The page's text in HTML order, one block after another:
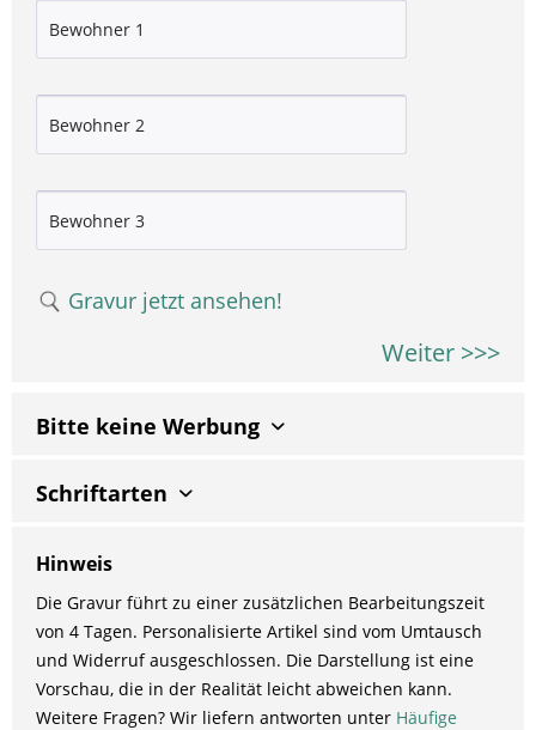
Gravur jetzt ansehen!
Weiter >>>
Bitte keine Werbung
Schriftarten
Hinweis
Die Gravur führt zu einer zusätzlichen Bearbeitungszeit
von 4 Tagen. Personalisierte Artikel sind vom Umtausch
und Widerruf ausgeschlossen. Die Darstellung ist eine
Vorschau, die in der Realität leicht abweichen kann.
Weitere Fragen? Wir liefern antworten unter Häufige